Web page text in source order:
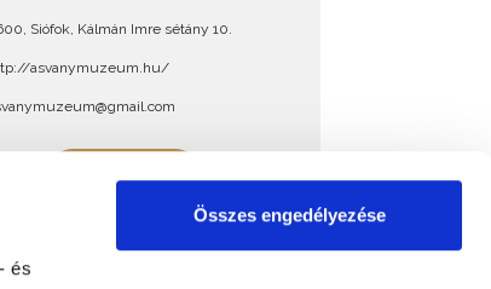
és
Összes engedélyezése
Siófok, Kálmán Imre sétány 10.
asvanymuzeum.hu/
BŐVEBBEN